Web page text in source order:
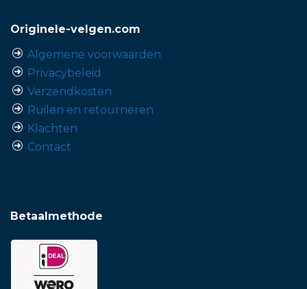
Originele-velgen.com
Algemene voorwaarden
Privacybeleid
Verzendkosten
Ruilen en retourneren
Klachten
Contact
Betaalmethode